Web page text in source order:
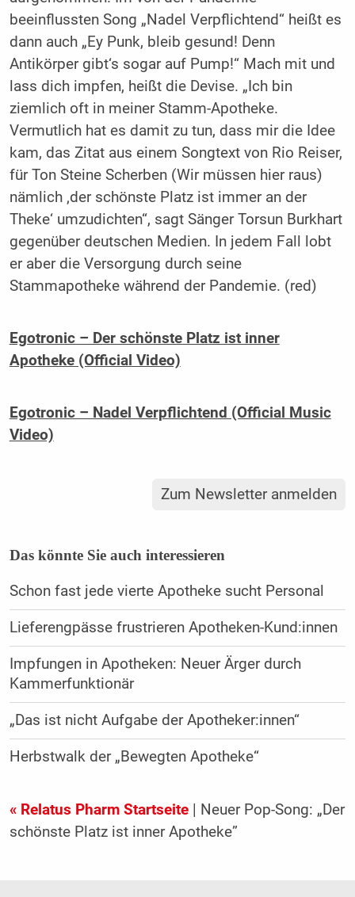
beeinflussten Song „Nadel Verpflichtend“ heißt es
dann auch „Ey Punk, bleib gesund! Denn
Antikörper gibt‘s sogar auf Pump!“ Mach mit und
lass dich impfen, heißt die Devise. „Ich bin
ziemlich oft in meiner Stamm-Apotheke.
Vermutlich hat es damit zu tun, dass mir die Idee
kam, das Zitat aus einem Songtext von Rio Reiser,
für Ton Steine Scherben (Wir müssen hier raus)
nämlich ‚der schönste Platz ist immer an der
Theke‘ umzudichten“, sagt Sänger Torsun Burkhart
gegenüber deutschen Medien. In jedem Fall lobt
er aber die Versorgung durch seine
Stammapotheke während der Pandemie. (red)
Egotronic – Der schönste Platz ist inner
Apotheke (Official Video)
Egotronic – Nadel Verpflichtend (Official Music
Video)
Zum Newsletter anmelden
Das könnte Sie auch interessieren
Schon fast jede vierte Apotheke sucht Personal
Lieferengpässe frustrieren Apotheken-Kund:innen
Impfungen in Apotheken: Neuer Ärger durch
Kammerfunktionär
„Das ist nicht Aufgabe der Apotheker:innen“
Herbstwalk der „Bewegten Apotheke“
« Relatus Pharm Startseite| Neuer Pop-Song: „Der
schönste Platz ist inner Apotheke”